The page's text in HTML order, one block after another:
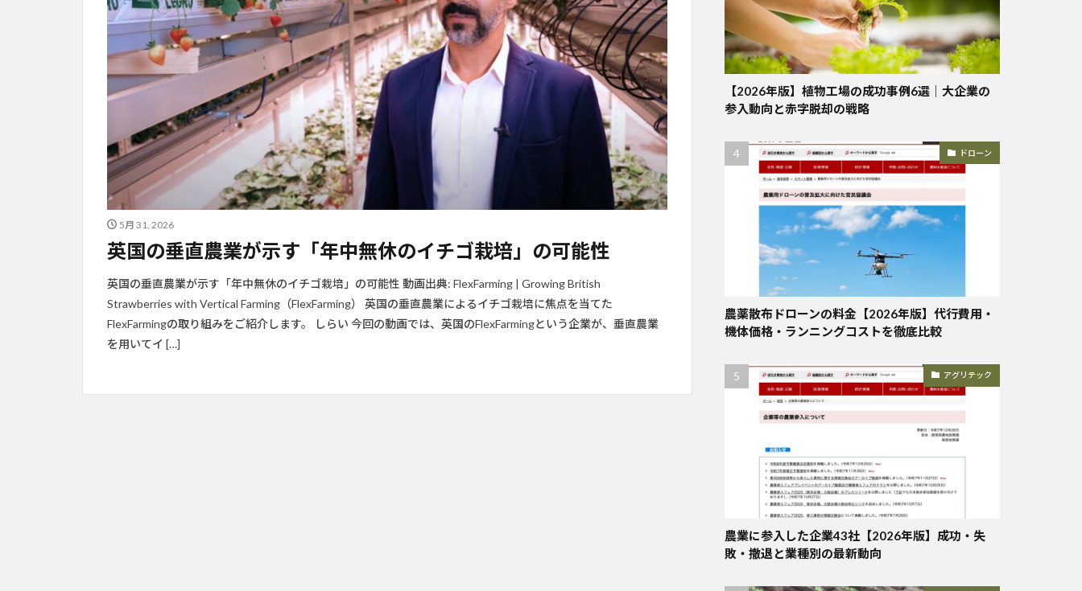
5月 31, 2026
英国の垂直農業が示す「年中無休のイチゴ栽培」の可能性
英国の垂直農業が示す「年中無休のイチゴ栽培」の可能性 動画出典: FlexFarming | Growing British
Strawberries with Vertical Farming（FlexFarming） 英国の垂直農業によるイチゴ栽培に焦点を当てた
FlexFarmingの取り組みをご紹介します。 しらい 今回の動画では、英国のFlexFarmingという企業が、垂直農業
を用いてイ […]
【2026年版】植物工場の成功事例6選｜大企業の
参入動向と赤字脱却の戦略
ドローン
農薬散布ドローンの料金【2026年版】代行費用・
機体価格・ランニングコストを徹底比較
アグリテック
農業に参入した企業43社【2026年版】成功・失
敗・撤退と業種別の最新動向